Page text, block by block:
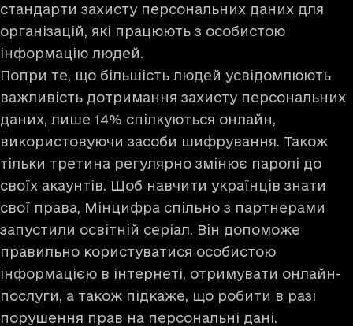
стандарти захисту персональних даних для
організацій, які працюють з особистою
інформацію людей.
Попри те, що більшість людей усвідомлюють
важливість дотримання захисту персональних
даних, лише 14% спілкуються онлайн,
використовуючи засоби шифрування. Також
тільки третина регулярно змінює паролі до
своїх акаунтів. Щоб навчити українців знати
свої права, Мінцифра спільно з партнерами
запустили освітній серіал. Він допоможе
правильно користуватися особистою
інформацією в інтернеті, отримувати онлайн-
послуги, а також підкаже, що робити в разі
порушення прав на персональні дані.